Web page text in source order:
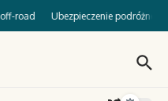
road Ubezpieczenie podróżne